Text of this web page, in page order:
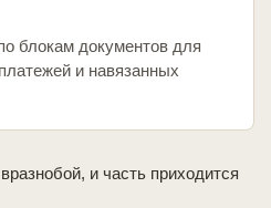
блокам документов для
и навязанных
и часть приходится